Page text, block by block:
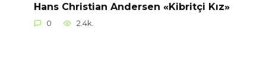
Hans Christian Andersen «Kibritçi Kız»
0 2.4k.